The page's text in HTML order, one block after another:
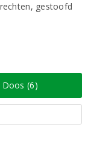
gestoofd
Doos (6)